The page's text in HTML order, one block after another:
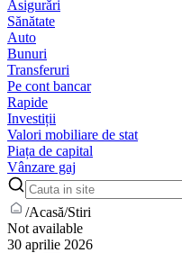
Asigurări
Sănătate
Auto
Bunuri
Transferuri
Pe cont bancar
Rapide
Investiții
Valori mobiliare de stat
Piața de capital
Vânzare gaj
/Acasă/Stiri
Not available
30 aprilie 2026